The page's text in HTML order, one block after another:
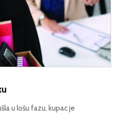
u lošu fazu, kupac je